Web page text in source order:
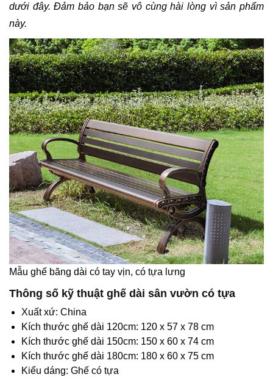
dưới đây. Đảm bảo bạn sẽ vô cùng hài lòng vì sản phẩm
này.
Mẫu ghế băng dài có tay vịn, có tựa lưng
Thông số kỹ thuật ghế dài sân vườn có tựa
Xuất xứ: China
Kích thước ghế dài 120cm: 120 x 57 x 78 cm
Kích thước ghế dài 150cm: 150 x 60 x 74 cm
Kích thước ghế dài 180cm: 180 x 60 x 75 cm
Kiểu dáng: Ghế có tựa